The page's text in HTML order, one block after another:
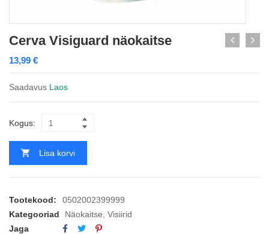
Cerva Visiguard näokaitse
13,99 €
Saadavus Laos
Kogus:
Lisa korvi
Tootekood:
0502002399999
Kategooriad
Näokaitse Visiirid
Jaga